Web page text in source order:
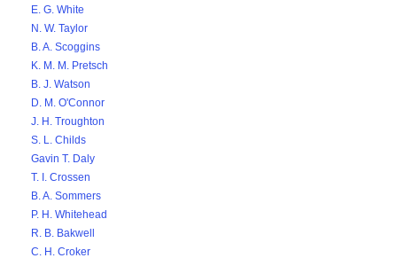
E. G. White
N. W. Taylor
B. A. Scoggins
K. M. M. Pretsch
B. J. Watson
D. M. O'Connor
J. H. Troughton
S. L. Childs
Gavin T. Daly
T. I. Crossen
B. A. Sommers
P. H. Whitehead
R. B. Bakwell
C. H. Croker